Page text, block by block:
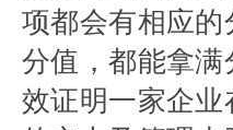
项都会有相应
分值，都能拿
效证明一家企